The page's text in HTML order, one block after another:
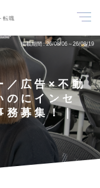
転職
掲載期間 26/08/06～26/08/19
／広告×不動
のにインセ
務募集！｜